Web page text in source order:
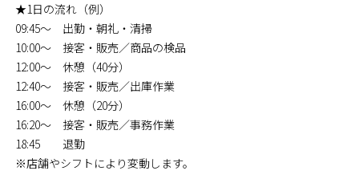
★1日の流れ（例）
09:45～ 出勤・朝礼・清掃
10:00～ 接客・販売／商品の検品
12:00～ 休憩（40分）
12:40～ 接客・販売／出庫作業
16:00～ 休憩（20分）
16:20～ 接客・販売／事務作業
18:45 退勤
※店舗やシフトにより変動します。